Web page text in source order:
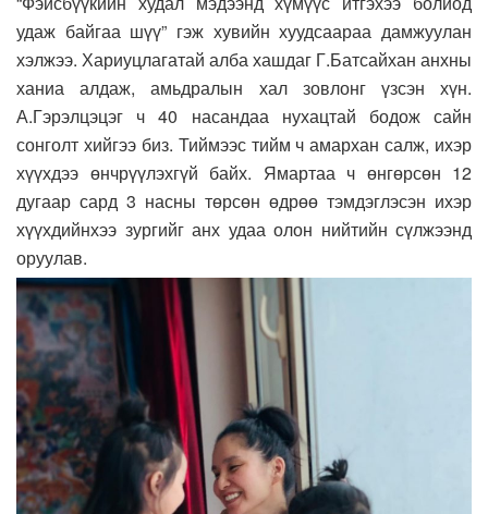
удаж байгаа шүү” гэж хувийн хуудсаараа дамжуулан
хэлжээ. Хариуцлагатай алба хашдаг Г.Батсайхан анхны
ханиа алдаж, амьдралын хал зовлонг үзсэн хүн.
А.Гэрэлцэцэг ч 40 насандаа нухацтай бодож сайн
сонголт хийгээ биз. Тиймээс тийм ч амархан салж, ихэр
хүүхдээ өнчрүүлэхгүй байх. Ямартаа ч өнгөрсөн 12
дугаар сард 3 насны төрсөн өдрөө тэмдэглэсэн ихэр
хүүхдийнхээ зургийг анх удаа олон нийтийн сүлжээнд
оруулав.